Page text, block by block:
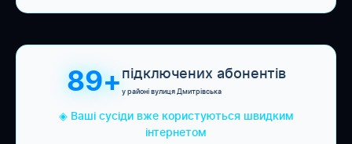
89+підключених абонентів
у районі вулиця Дмитрівська
◈ Ваші сусіди вже користуються швидким
інтернетом